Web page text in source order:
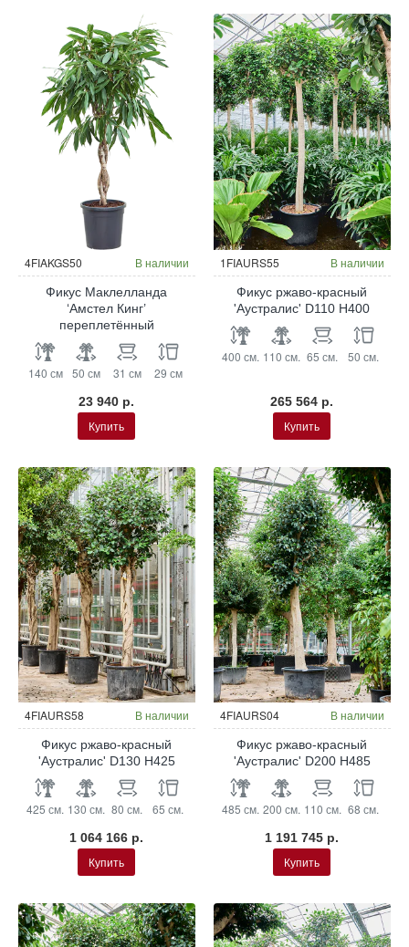
4FIAKGS50 В наличии
Фикус Маклелланда
‘Амстел Кинг’
переплетённый
140 см 50 см 31 см 29 см
23 940 р.
Купить
Гидропоника
1FIAURS55 В наличии
Фикус ржаво-красный
'Аустралис' D110 H400
400 см. 110 см. 65 см. 50 см.
265 564 р.
Купить
4FIAURS58 В наличии
Фикус ржаво-красный
'Аустралис' D130 H425
425 см. 130 см. 80 см. 65 см.
1 064 166 р.
Купить
4FIAURS04 В наличии
Фикус ржаво-красный
'Аустралис' D200 H485
485 см. 200 см. 110 см. 68 см.
1 191 745 р.
Купить